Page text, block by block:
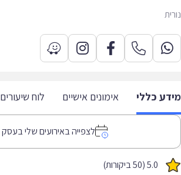
כללי אימונים אישיים לוח שיעורים
לצפייה באירועים שלי בעסק זה
5.0 (50 ביקורות)